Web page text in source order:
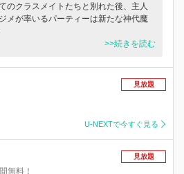
のクラスメイトたちと別れた後、主人
メが率いるパーティーは新たな神代魔
>>続きを読む
見放題
U-NEXTで今すぐ見る
無料！
見放題